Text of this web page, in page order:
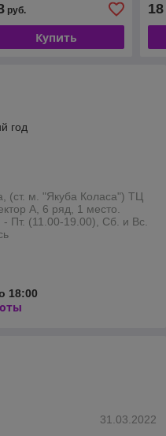
руб.
Купить
18
год
(ст. м. "Якуба Коласа") ТЦ
А, 6 ряд, 1 место.
Пт. (11.00-19.00), Сб. и Вс.
18:00
31.03.2022